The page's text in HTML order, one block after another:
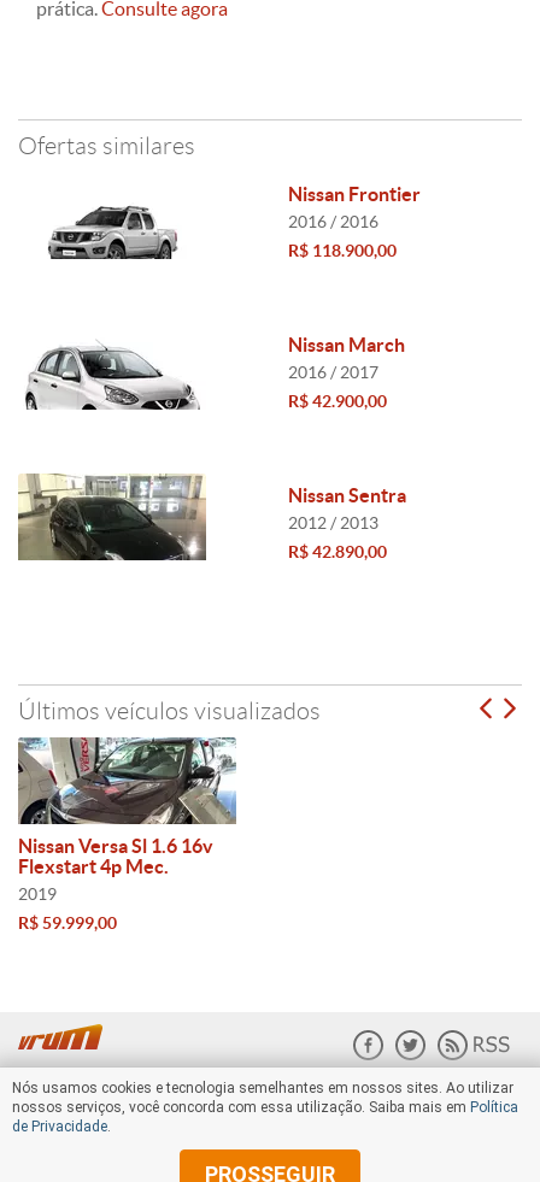
prática.Consulte agora
Ofertas similares
Nissan Frontier
2016 / 2016
R$ 118.900,00
Nissan March
2016 / 2017
R$ 42.900,00
Nissan Sentra
2012 / 2013
R$ 42.890,00
Últimos veículos visualizados
Nissan Versa Sl 1.6 16v
Flexstart 4p Mec.
2019
R$ 59.999,00
Nós usamos cookies e tecnologia semelhantes em nossos sites. Ao utilizar
nossos serviços, você concorda com essa utilização. Saiba mais em Política
de Privacidade.
PROSSEGUIR